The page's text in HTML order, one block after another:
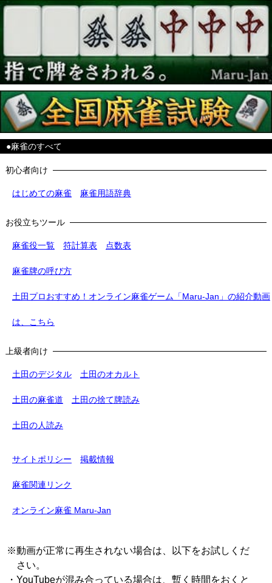
●麻雀のすべて
初心者向け
はじめての麻雀 麻雀用語辞典
お役立ちツール
麻雀役一覧 符計算表 点数表
麻雀牌の呼び方
土田プロおすすめ！オンライン麻雀ゲーム「Maru-Jan」の紹介動画
は、こちら
上級者向け
土田のデジタル 土田のオカルト
土田の麻雀道 土田の捨て牌読み
土田の人読み
サイトポリシー 掲載情報
麻雀関連リンク
オンライン麻雀 Maru-Jan
※動画が正常に再生されない場合は、以下をお試しくだ
さい。
・YouTubeが混み合っている場合は、暫く時間をおくと